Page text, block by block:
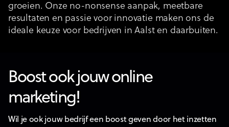
groeien. Onze no-nonsense aanpak, meetbare
resultaten en passie voor innovatie maken ons de
ideale keuze voor bedrijven in Aalst en daarbuiten.
Boost ook jouw online
marketing!
Wil je ook jouw bedrijf een boost geven door het inzetten